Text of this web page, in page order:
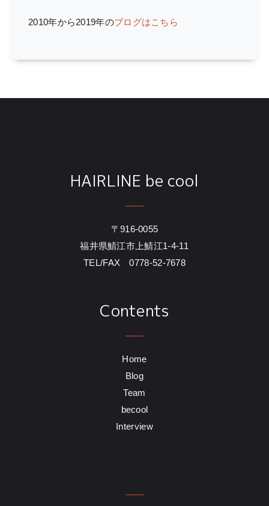
2010年から2019年のブログはこちら
HAIRLINE be cool
〒916-0055
福井県鯖江市上鯖江1-4-11
TEL/FAX 0778-52-7678
Contents
Home
Blog
Team
becool
Interview